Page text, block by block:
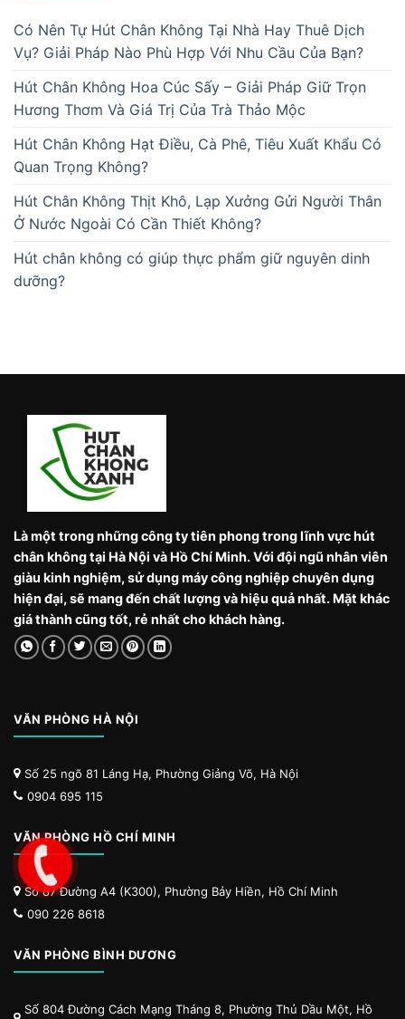
Có Nên Tự Hút Chân Không Tại Nhà Hay Thuê Dịch
Vụ? Giải Pháp Nào Phù Hợp Với Nhu Cầu Của Bạn?
Hút Chân Không Hoa Cúc Sấy – Giải Pháp Giữ Trọn
Hương Thơm Và Giá Trị Của Trà Thảo Mộc
Hút Chân Không Hạt Điều, Cà Phê, Tiêu Xuất Khẩu Có
Quan Trọng Không?
Hút Chân Không Thịt Khô, Lạp Xưởng Gửi Người Thân
Ở Nước Ngoài Có Cần Thiết Không?
Hút chân không có giúp thực phẩm giữ nguyên dinh
dưỡng?
Là một trong những công ty tiên phong trong lĩnh vực hút
chân không tại Hà Nội và Hồ Chí Minh. Với đội ngũ nhân viên
giàu kinh nghiệm, sử dụng máy công nghiệp chuyên dụng
hiện đại, sẽ mang đến chất lượng và hiệu quả nhất. Mặt khác
giá thành cũng tốt, rẻ nhất cho khách hàng.
VĂN PHÒNG HÀ NỘI
Số 25 ngõ 81 Láng Hạ, Phường Giảng Võ, Hà Nội
0904 695 115
VĂN PHÒNG HỒ CHÍ MINH
Số 87 Đường A4 (K300), Phường Bảy Hiền, Hồ Chí Minh
090 226 8618
VĂN PHÒNG BÌNH DƯƠNG
Số 804 Đường Cách Mạng Tháng 8, Phường Thủ Dầu Một, Hồ